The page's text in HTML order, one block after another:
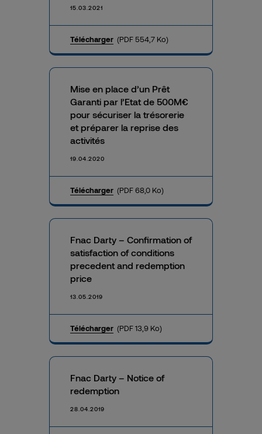
15.03.2021
Télécharger (PDF 554,7 Ko)
Mise en place d’un Prêt
Garanti par l’Etat de 500M€
pour sécuriser la trésorerie
et préparer la reprise des
activités
19.04.2020
Télécharger (PDF 68,0 Ko)
Fnac Darty – Confirmation of
satisfaction of conditions
precedent and redemption
price
13.05.2019
Télécharger (PDF 13,9 Ko)
Fnac Darty – Notice of
redemption
28.04.2019